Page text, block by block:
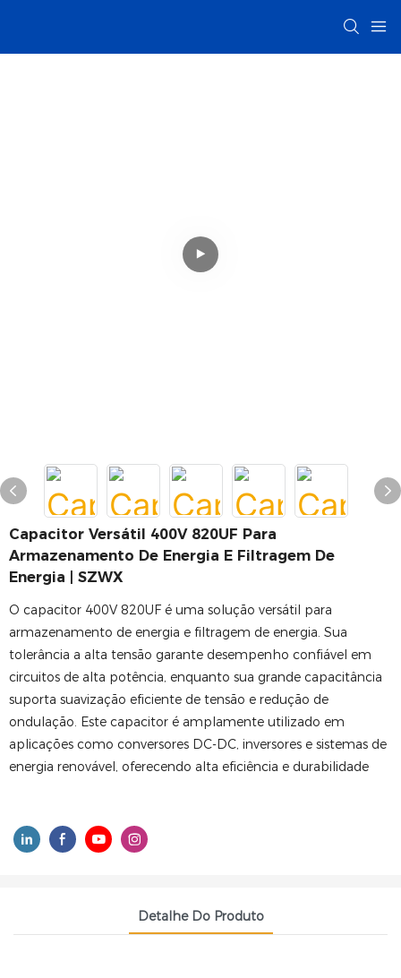
Capacitor Versátil 400V 820UF Para
Armazenamento De Energia E Filtragem De
Energia | SZWX
O capacitor 400V 820UF é uma solução versátil para
armazenamento de energia e filtragem de energia. Sua
tolerância a alta tensão garante desempenho confiável em
circuitos de alta potência, enquanto sua grande capacitância
suporta suavização eficiente de tensão e redução de
ondulação. Este capacitor é amplamente utilizado em
aplicações como conversores DC-DC, inversores e sistemas de
energia renovável, oferecendo alta eficiência e durabilidade
Detalhe Do Produto